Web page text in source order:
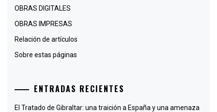
OBRAS DIGITALES
OBRAS IMPRESAS
Relación de artículos
Sobre estas páginas
ENTRADAS RECIENTES
El Tratado de Gibraltar: una traición a España y una amenaza